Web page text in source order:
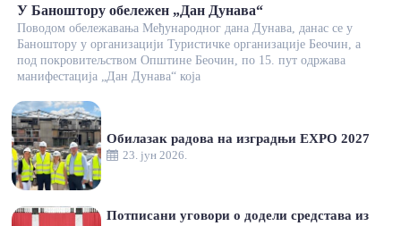
У Баноштору обележен „Дан Дунава“
Поводом обележавања Међународног дана Дунава, данас се у
Баноштору у организацији Туристичке организације Беочин, а
под покровитељством Општине Беочин, по 15. пут одржава
манифестација „Дан Дунава“ која
23. јун 2026.
Обилазак радова на изградњи EXPO 2027
Потписани уговори о додели средстава из